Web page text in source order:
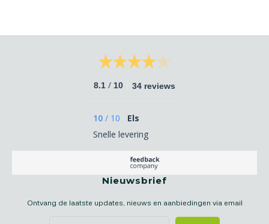
Nieuwsbrief
Ontvang de laatste updates, nieuws en aanbiedingen via email
8.1 / 10 34 reviews
10 / 10
Els
Snelle levering